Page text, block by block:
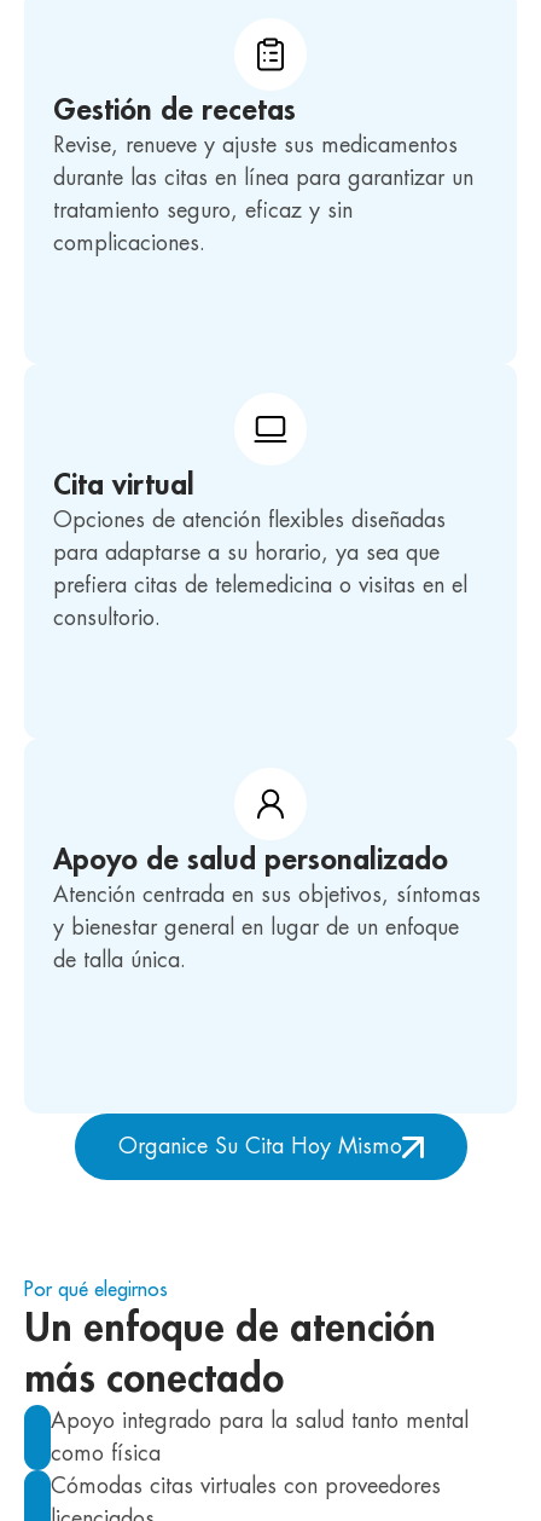
Gestión de recetas
Revise, renueve y ajuste sus medicamentos
durante las citas en línea para garantizar un
tratamiento seguro, eficaz y sin
complicaciones.
Cita virtual
Opciones de atención flexibles diseñadas
para adaptarse a su horario, ya sea que
prefiera citas de telemedicina o visitas en el
consultorio.
Apoyo de salud personalizado
Atención centrada en sus objetivos, síntomas
y bienestar general en lugar de un enfoque
de talla única.
Organice Su Cita Hoy Mismo
Por qué elegirnos
Un enfoque de atención
más conectado
Apoyo integrado para la salud tanto mental
como física
Cómodas citas virtuales con proveedores